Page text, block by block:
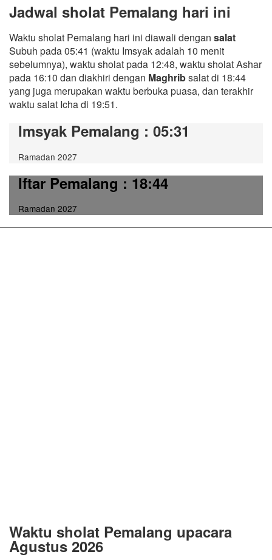
Jadwal sholat Pemalang hari ini
Waktu sholat Pemalang hari ini diawali dengan salat
Subuh pada 05:41 (waktu Imsyak adalah 10 menit
sebelumnya), waktu sholat pada 12:48, waktu sholat Ashar
pada 16:10 dan diakhiri dengan Maghribsalat di 18:44
yang juga merupakan waktu berbuka puasa, dan terakhir
waktu salat Icha di 19:51.
Imsyak Pemalang : 05:31
Ramadan 2027
Iftar Pemalang: 18:44
Ramadan 2027
Waktu sholat Pemalang upacara
Agustus 2026